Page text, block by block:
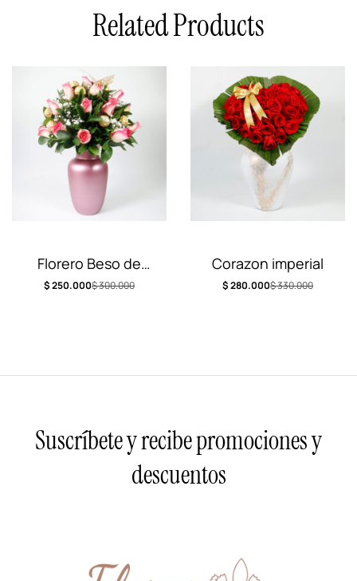
Related Products
Florero Beso de
Novia Dulce
$300.000
$250.000
Corazon imperial
$330.000
$280.000
Suscríbete y recibe promociones y
descuentos